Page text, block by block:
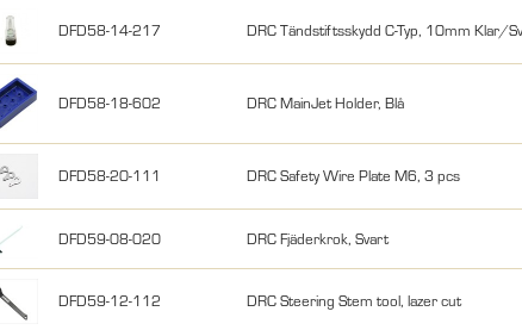
DFD58-14-217 DRC Tändstiftsskydd C-Typ, 10mm Klar/
DFD58-18-602 DRC MainJet Holder, Blå
DFD58-20-111 DRC Safety Wire Plate M6, 3 pcs
DFD59-08-020 DRC Fjäderkrok, Svart
DFD59-12-112 DRC Steering Stem tool, lazer cut